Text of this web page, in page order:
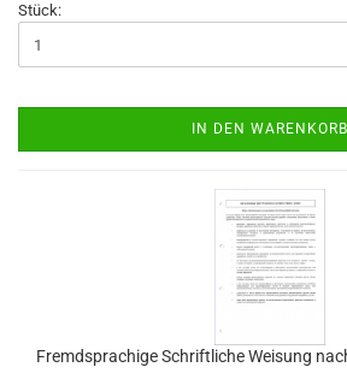
Stück:
IN DEN WARENKORB
Fremdsprachige Schriftliche Weisung